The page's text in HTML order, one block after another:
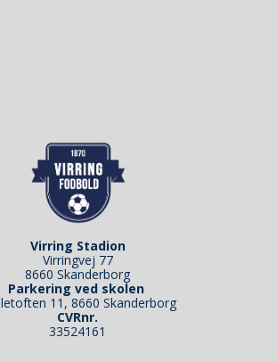
Virring Stadion
Virringvej 77
8660 Skanderborg
Parkering ved skolen
11, 8660 Skanderborg
CVRnr.
33524161